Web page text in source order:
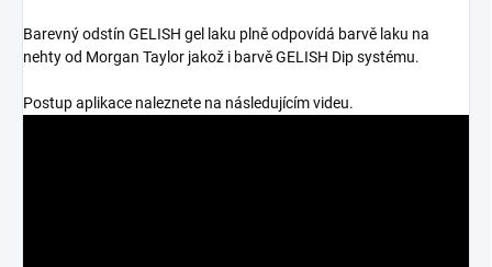
Barevný odstín GELISH gel laku plně odpovídá barvě laku na
nehty od Morgan Taylor jakož i barvě GELISH Dip systému.
Postup aplikace naleznete na následujícím videu.